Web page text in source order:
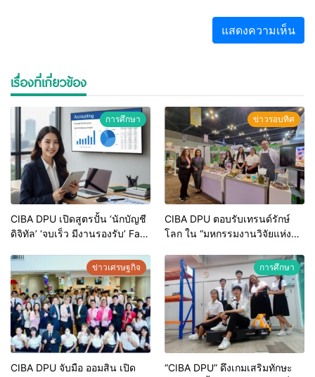
เรื่องที่เกี่ยวข้อง
การศึกษา
CIBA DPU เปิดสูตรปั้น ‘นักบัญชี
ดิจิทัล’ ‘จบเร็ว มีงานรองรับ’ Fast
โลกธุรกิจ
ข่าวรอบทิศ
CIBA DPU ตอบรับเทรนด์รักษ์
โลก ใน “มหกรรมงานวิจัยแห่ง
ผ้า ภายใต้แนวคิด ‘Zero Waste’
ข่าวเศรษฐกิจ
CIBA DPU จับมือ ออมสิน เปิด
การศึกษา
“CIBA DPU” ดึงเกมเสริมทักษะ